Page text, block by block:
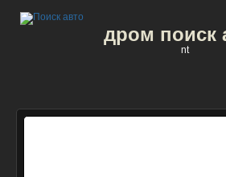
дром поиск
nt